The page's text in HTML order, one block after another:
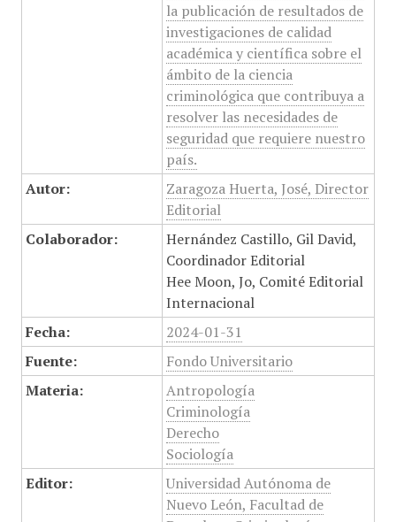
la publicación de resultados de
investigaciones de calidad
académica y científica sobre el
ámbito de la ciencia
criminológica que contribuya a
resolver las necesidades de
seguridad que requiere nuestro
país.
Autor:
Zaragoza Huerta, José, Director
Editorial
Colaborador:
Hernández Castillo, Gil David,
Coordinador Editorial
Hee Moon, Jo, Comité Editorial
Internacional
Fecha:
2024-01-31
Fuente:
Fondo Universitario
Materia:
Antropología
Criminología
Derecho
Sociología
Editor:
Universidad Autónoma de
Nuevo León, Facultad de